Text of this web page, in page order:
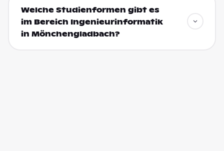
Welche Studienformen gibt es
im Bereich Ingenieurinformatik
in Mönchengladbach?